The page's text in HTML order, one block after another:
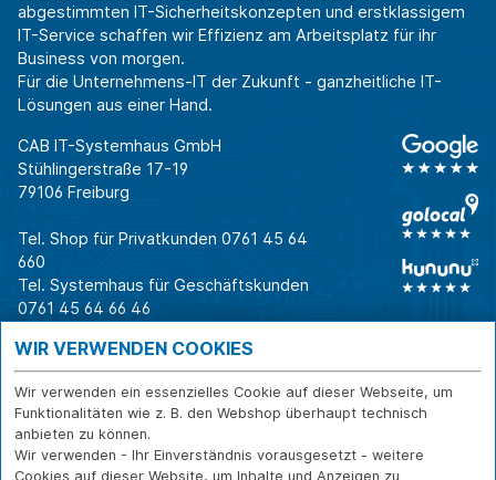
abgestimmten IT-Sicherheitskonzepten und erstklassigem
IT-Service schaffen wir Effizienz am Arbeitsplatz für ihr
Business von morgen.
Für die Unternehmens-IT der Zukunft - ganzheitliche IT-
Lösungen aus einer Hand.
CAB IT-Systemhaus GmbH
Stühlingerstraße 17-19
79106 Freiburg
Tel. Shop für Privatkunden 0761 45 64
660
Tel. Systemhaus für Geschäftskunden
0761 45 64 66 46
Warum CAB
Für Business-
Entscheider
Für IT-Leiter
Für Privatkunden
Erfolgsgeschichte
IT für
IT-Security
IT-Infrastruktur
Softwarelösungen
IT-Beratung und
Service
Reparatur
Versand- und
WIR VERWENDEN COOKIES
Wir verwenden ein essenzielles Cookie auf dieser Webseite, um
Funktionalitäten wie z. B. den Webshop überhaupt technisch
anbieten zu können.
Wir verwenden - Ihr Einverständnis vorausgesetzt - weitere
Cookies auf dieser Website, um Inhalte und Anzeigen zu